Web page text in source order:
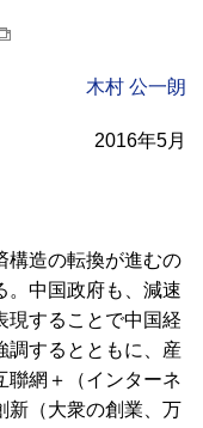
木村 公一朗
2016年5月
構造の転換が進むの
。中国政府も、減速
現することで中国経
調するとともに、産
聯網 ＋（インターネ
新（大衆の創業、万